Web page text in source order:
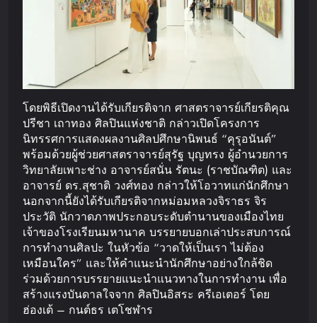
โดยพิธีเปิดงานได้รับเกียรติจาก ศาสตราจารย์เกียรติคุณ
ปรีชา เถาทอง ศิลปินแห่งชาติ กล่าวเปิดโครงการ
นิทรรศการแสดงผลงานศิลปศึกษานิพนธ์ “คุรุอนันต์”
พร้อมด้วยผู้ช่วยศาสตราจารย์สุรัฐ บุญทรง ผู้อำนวยการ
วิทยาลัยเพาะช่าง อาจารย์สนั่น รัตนะ (ราชบัณฑิต) และ
อาจารย์ ดร.สุชาติ วงศ์ทอง กล่าวให้โอวาทแก่นักศึกษา
นอกจากนี้ยังได้รับเกียรติจากหม่อมหลวงจิราธร จิร
ประวัติ นักวาดภาพประกอบระดับตำนานของเมืองไทย
เจ้าของโรงเรียนมหานาค บรรยายบอกเล่าประสบการณ์
การทำงานศิลปะ ในหัวข้อ “วาดให้เป็นเรา ไม่ต้อง
เหมือนใคร” และให้คำแนะนำนักศึกษาอย่างใกล้ชิด
ร่วมด้วยการบรรยายแนะนำแนวทางในการทำงาน เพื่อ
สร้างแรงบันดาลใจจาก ศิลปินอิสระ ครีเอเตอร์ โดย
ฮ่องเต้ – กนต์ธร เตโชฬาร